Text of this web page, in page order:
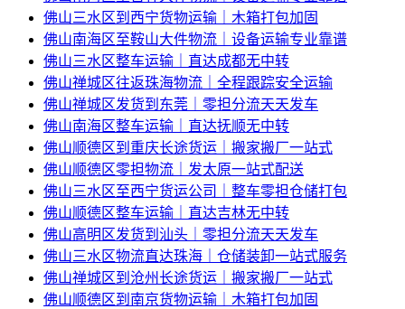
佛山三水区到西宁货物运输｜木箱打包加固
佛山南海区至鞍山大件物流｜设备运输专业靠谱
佛山三水区整车运输｜直达成都无中转
佛山禅城区往返珠海物流｜全程跟踪安全运输
佛山禅城区发货到东莞｜零担分流天天发车
佛山南海区整车运输｜直达抚顺无中转
佛山顺德区到重庆长途货运｜搬家搬厂一站式
佛山顺德区零担物流｜发太原一站式配送
佛山三水区至西宁货运公司｜整车零担仓储打包
佛山顺德区整车运输｜直达吉林无中转
佛山高明区发货到汕头｜零担分流天天发车
佛山三水区物流直达珠海｜仓储装卸一站式服务
佛山禅城区到沧州长途货运｜搬家搬厂一站式
佛山顺德区到南京货物运输｜木箱打包加固